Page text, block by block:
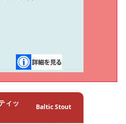
ィッ
Baltic Stout